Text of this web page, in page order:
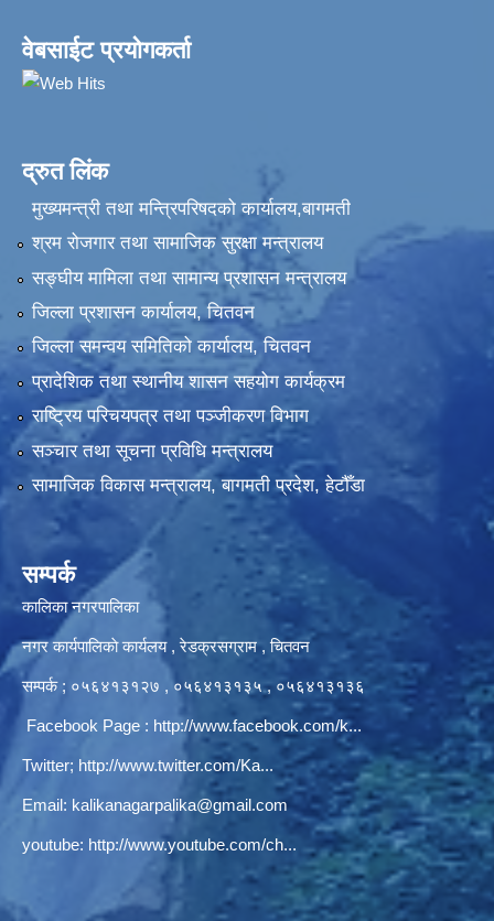
वेबसाईट प्रयोगकर्ता
द्रुत लिंक
मुख्यमन्त्री तथा मन्त्रिपरिषदको कार्यालय,बागमती
श्रम रोजगार तथा सामाजिक सुरक्षा मन्त्रालय
सङ्‍घीय मामिला तथा सामान्य प्रशासन मन्त्रालय
जिल्ला प्रशासन कार्यालय, चितवन
जिल्ला समन्वय समितिको कार्यालय, चितवन
प्रादेशिक तथा स्थानीय शासन सहयोग कार्यक्रम
राष्ट्रिय परिचयपत्र तथा पञ्‍जीकरण विभाग
सञ्‍चार तथा सूचना प्रविधि मन्त्रालय
सामाजिक विकास मन्त्रालय, बागमती प्रदेश, हेटौँडा
सम्पर्क
कालिका नगरपालिका
नगर कार्यपालिकाे कार्यलय‍ , रेडक्रसग्राम , चितवन
सम्पर्क ; ०५६४१३१२७ , ०५६४१३१३५ , ०५६४१३१३६
Facebook Page : http://www.facebook.com/k...
Twitter; http://www.twitter.com/Ka...
Email: kalikanagarpalika@gmail.com
youtube: http://www.youtube.com/ch...